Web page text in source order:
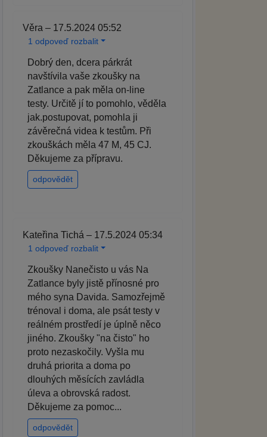
Věra – 17.5.2024 05:52
1 odpoveď rozbalit
Dobrý den, dcera párkrát
navštívila vaše zkoušky na
Zatlance a pak měla on-line
testy. Určitě jí to pomohlo, věděla
jak.postupovat, pomohla ji
závěrečná videa k testům. Při
zkouškách měla 47 M, 45 CJ.
Děkujeme za přípravu.
odpovědět
Kateřina Tichá – 17.5.2024 05:34
1 odpoveď rozbalit
Zkoušky Nanečisto u vás Na
Zatlance byly jistě přínosné pro
mého syna Davida. Samozřejmě
trénoval i doma, ale psát testy v
reálném prostředí je úplně něco
jiného. Zkoušky "na čisto" ho
proto nezaskočily. Vyšla mu
druhá priorita a doma po
dlouhých měsících zavládla
úleva a obrovská radost.
Děkujeme za pomoc...
odpovědět